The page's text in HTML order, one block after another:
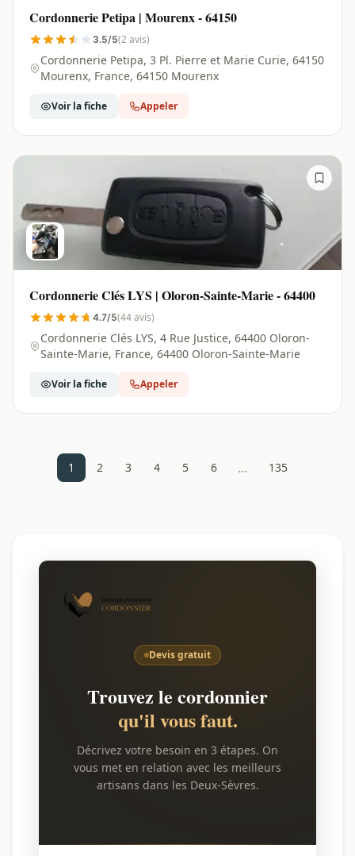
Cordonnerie Petipa | Mourenx - 64150
3.5/5(2 avis)
Cordonnerie Petipa, 3 Pl. Pierre et Marie Curie, 64150
Mourenx, France, 64150 Mourenx
Voir la fiche Appeler
Cordonnerie Clés LYS | Oloron-Sainte-Marie - 64400
4.7/5(44 avis)
Cordonnerie Clés LYS, 4 Rue Justice, 64400 Oloron-
Sainte-Marie, France, 64400 Oloron-Sainte-Marie
Voir la fiche Appeler
1 2 3 4 5 6 … 135
Devis gratuit
Trouvez le cordonnier
qu'il vous faut.
Décrivez votre besoin en 3 étapes. On
vous met en relation avec les meilleurs
artisans dans les Deux-Sèvres.